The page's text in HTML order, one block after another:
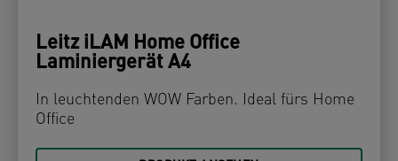
Leitz iLAM Home Office
Laminiergerät A4
In leuchtenden WOW Farben. Ideal fürs Home
Office